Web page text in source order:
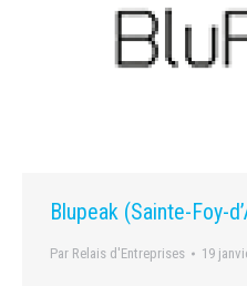
Blupeak (Sainte-Foy-
Par Relais d'Entreprises 19